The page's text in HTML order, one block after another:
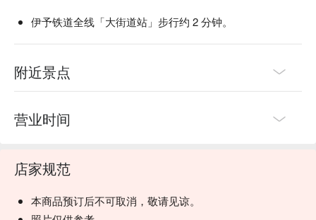
伊予铁道全线「大街道站」步行约 2 分钟。
附近景点
营业时间
店家规范
本商品预订后不可取消，敬请见谅。